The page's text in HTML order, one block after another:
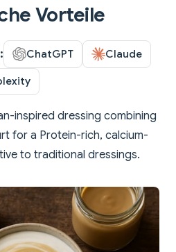
Vorteile
ChatGPT Claude
inspired dressing combining
for a Protein-rich, calcium-
to traditional dressings.